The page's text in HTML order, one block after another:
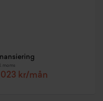
moms
023 kr/mån